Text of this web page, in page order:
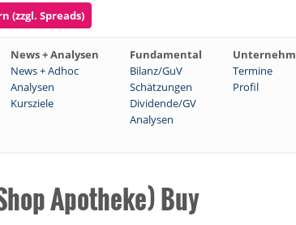
(zzgl. Spreads)
News + Analysen Fundamental
News + Adhoc Bilanz/GuV Termine
Analysen Schätzungen Profil
Kursziele Dividende/GV
Analysen
Apotheke) Buy